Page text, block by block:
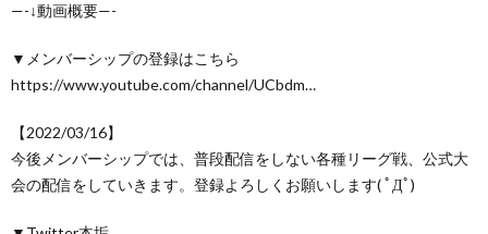
—-↓動画概要—-
▼メンバーシップの登録はこちら
https://www.youtube.com/channel/UCbdm…
【2022/03/16】
今後メンバーシップでは、普段配信をしない各種リーグ戦、公式大
会の配信をしていきます。登録よろしくお願いします( ﾟДﾟ)